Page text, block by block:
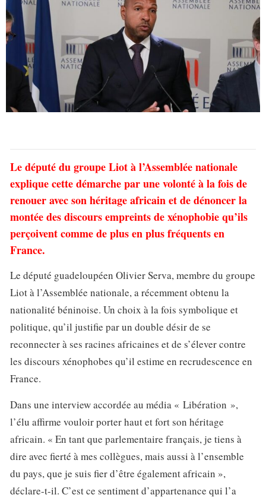
Le député du groupe Liot à l’Assemblée nationale
explique cette démarche par une volonté à la fois de
renouer avec son héritage africain et de dénoncer la
montée des discours empreints de xénophobie qu’ils
perçoivent comme de plus en plus fréquents en
France.
Le député guadeloupéen Olivier Serva, membre du groupe
Liot à l’Assemblée nationale, a récemment obtenu la
nationalité béninoise. Un choix à la fois symbolique et
politique, qu’il justifie par un double désir de se
reconnecter à ses racines africaines et de s’élever contre
les discours xénophobes qu’il estime en recrudescence en
France.
Dans une interview accordée au média « Libération »,
l’élu affirme vouloir porter haut et fort son héritage
africain. « En tant que parlementaire français, je tiens à
dire avec fierté à mes collègues, mais aussi à l’ensemble
du pays, que je suis fier d’être également africain »,
déclare-t-il. C’est ce sentiment d’appartenance qui l’a